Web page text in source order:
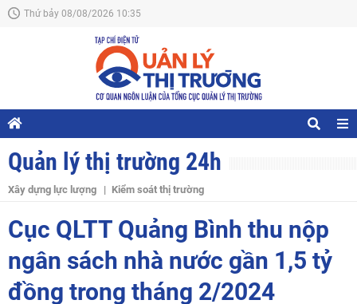
Thứ bảy 08/08/2026 10:35
Quản lý thị trường 24h
Xây dựng lực lượng Kiểm soát thị trường
Cục QLTT Quảng Bình thu nộp
ngân sách nhà nước gần 1,5 tỷ
đồng trong tháng 2/2024